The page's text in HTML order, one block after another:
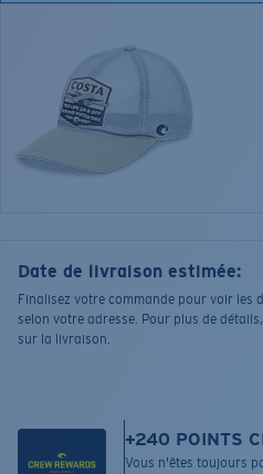
Date de livraison estimée:
Finalisez votre commande pour voir les
selon votre adresse. Pour plus de
sur la livraison.
+240 POINTS
Vous n'êtes toujours